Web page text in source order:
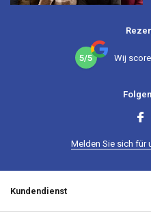
5/5 Wij
Melden Sie sich für
Kundendienst